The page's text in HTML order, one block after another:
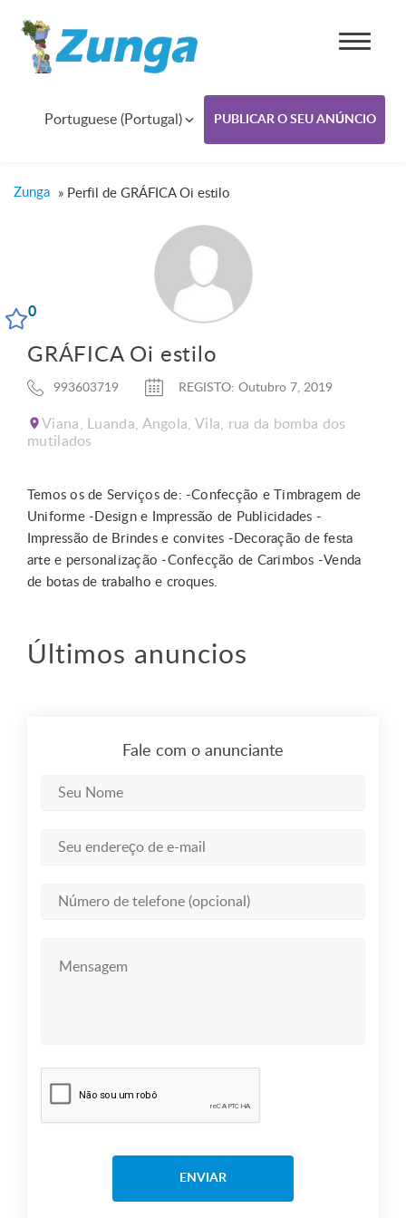
0
Portuguese (Portugal) PUBLICAR O SEU ANÚNCIO
Zunga » Perfil de GRÁFICA Oi estilo
GRÁFICA Oi estilo
993603719 REGISTO: Outubro 7, 2019
Viana, Luanda, Angola, Vila, rua da bomba dos
mutilados
Temos os de Serviços de: -Confecção e Timbragem de
Uniforme -Design e Impressão de Publicidades -
Impressão de Brindes e convites -Decoração de festa
arte e personalização -Confecção de Carimbos -Venda
de botas de trabalho e croques.
Últimos anuncios
Fale com o anunciante
ENVIAR